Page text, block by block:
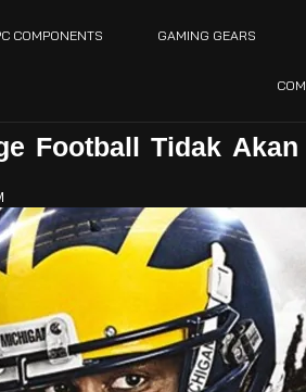
COMPONENTS GAMING GEARS
Football Tidak